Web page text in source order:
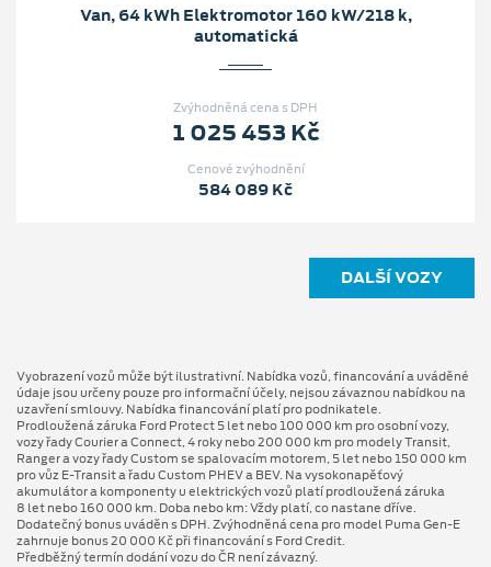
Van, 64 kWh Elektromotor 160 kW/218 k,
automatická
Zvýhodněná cena s DPH
1 025 453 Kč
Cenové zvýhodnění
584 089 Kč
DALŠÍ VOZY
Vyobrazení vozů může být ilustrativní. Nabídka vozů, financování a uváděné
údaje jsou určeny pouze pro informační účely, nejsou závaznou nabídkou na
uzavření smlouvy. Nabídka financování platí pro podnikatele.
Prodloužená záruka Ford Protect 5 let nebo 100 000 km pro osobní vozy,
vozy řady Courier a Connect, 4 roky nebo 200 000 km pro modely Transit,
Ranger a vozy řady Custom se spalovacím motorem, 5 let nebo 150 000 km
pro vůz E-Transit a řadu Custom PHEV a BEV. Na vysokonapěťový
akumulátor a komponenty u elektrických vozů platí prodloužená záruka
8 let nebo 160 000 km. Doba nebo km: Vždy platí, co nastane dříve.
Dodatečný bonus uváděn s DPH. Zvýhodněná cena pro model Puma Gen⁠-⁠E
zahrnuje bonus 20 000 Kč při financování s Ford Credit.
Předběžný termín dodání vozu do ČR není závazný.